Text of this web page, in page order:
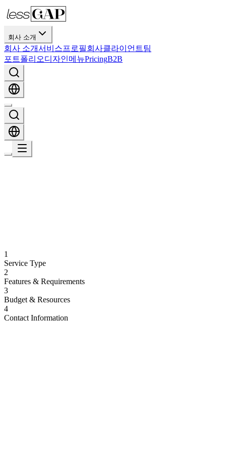
회사 소개
회사 소개서비스프로필회사클라이언트팀
포트폴리오디자인메뉴PricingB2B
1
Service Type
2
Features & Requirements
3
Budget & Resources
4
Contact Information